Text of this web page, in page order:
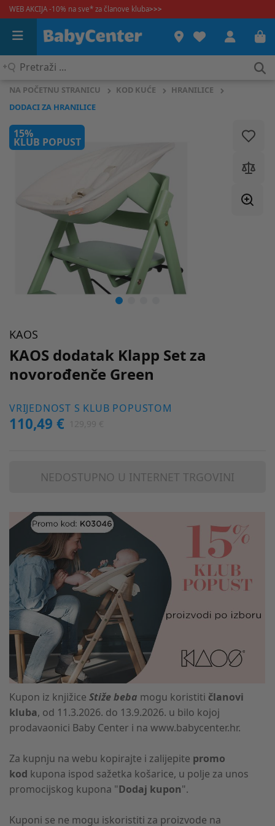
WEB AKCIJA -10% na sve* za članove kluba>>>
Pretraži
NA POČETNU STRANICU KOD KUĆE
HRANILICE
DODACI ZA HRANILICE
15%
KLUB POPUST
KAOS
KAOS dodatak Klapp Set za
novorođenče Green
VRIJEDNOST S KLUB POPUSTOM
110,49 €
NEDOSTUPNO U INTERNET TRGOVINI
Kupon iz knjižiceStiže beba mogu koristiti članovi
kluba, od 11.3.2026. do 13.9.2026. u bilo kojoj
prodavaonici Baby Center i na www.babycenter.hr.
Za kupnju na webu kopirajte i zalijepite promo
kod kupona ispod sažetka košarice, u polje za unos
promocijskog kupona "Dodaj kupon".
Kuponi se ne mogu iskoristiti za proizvode na